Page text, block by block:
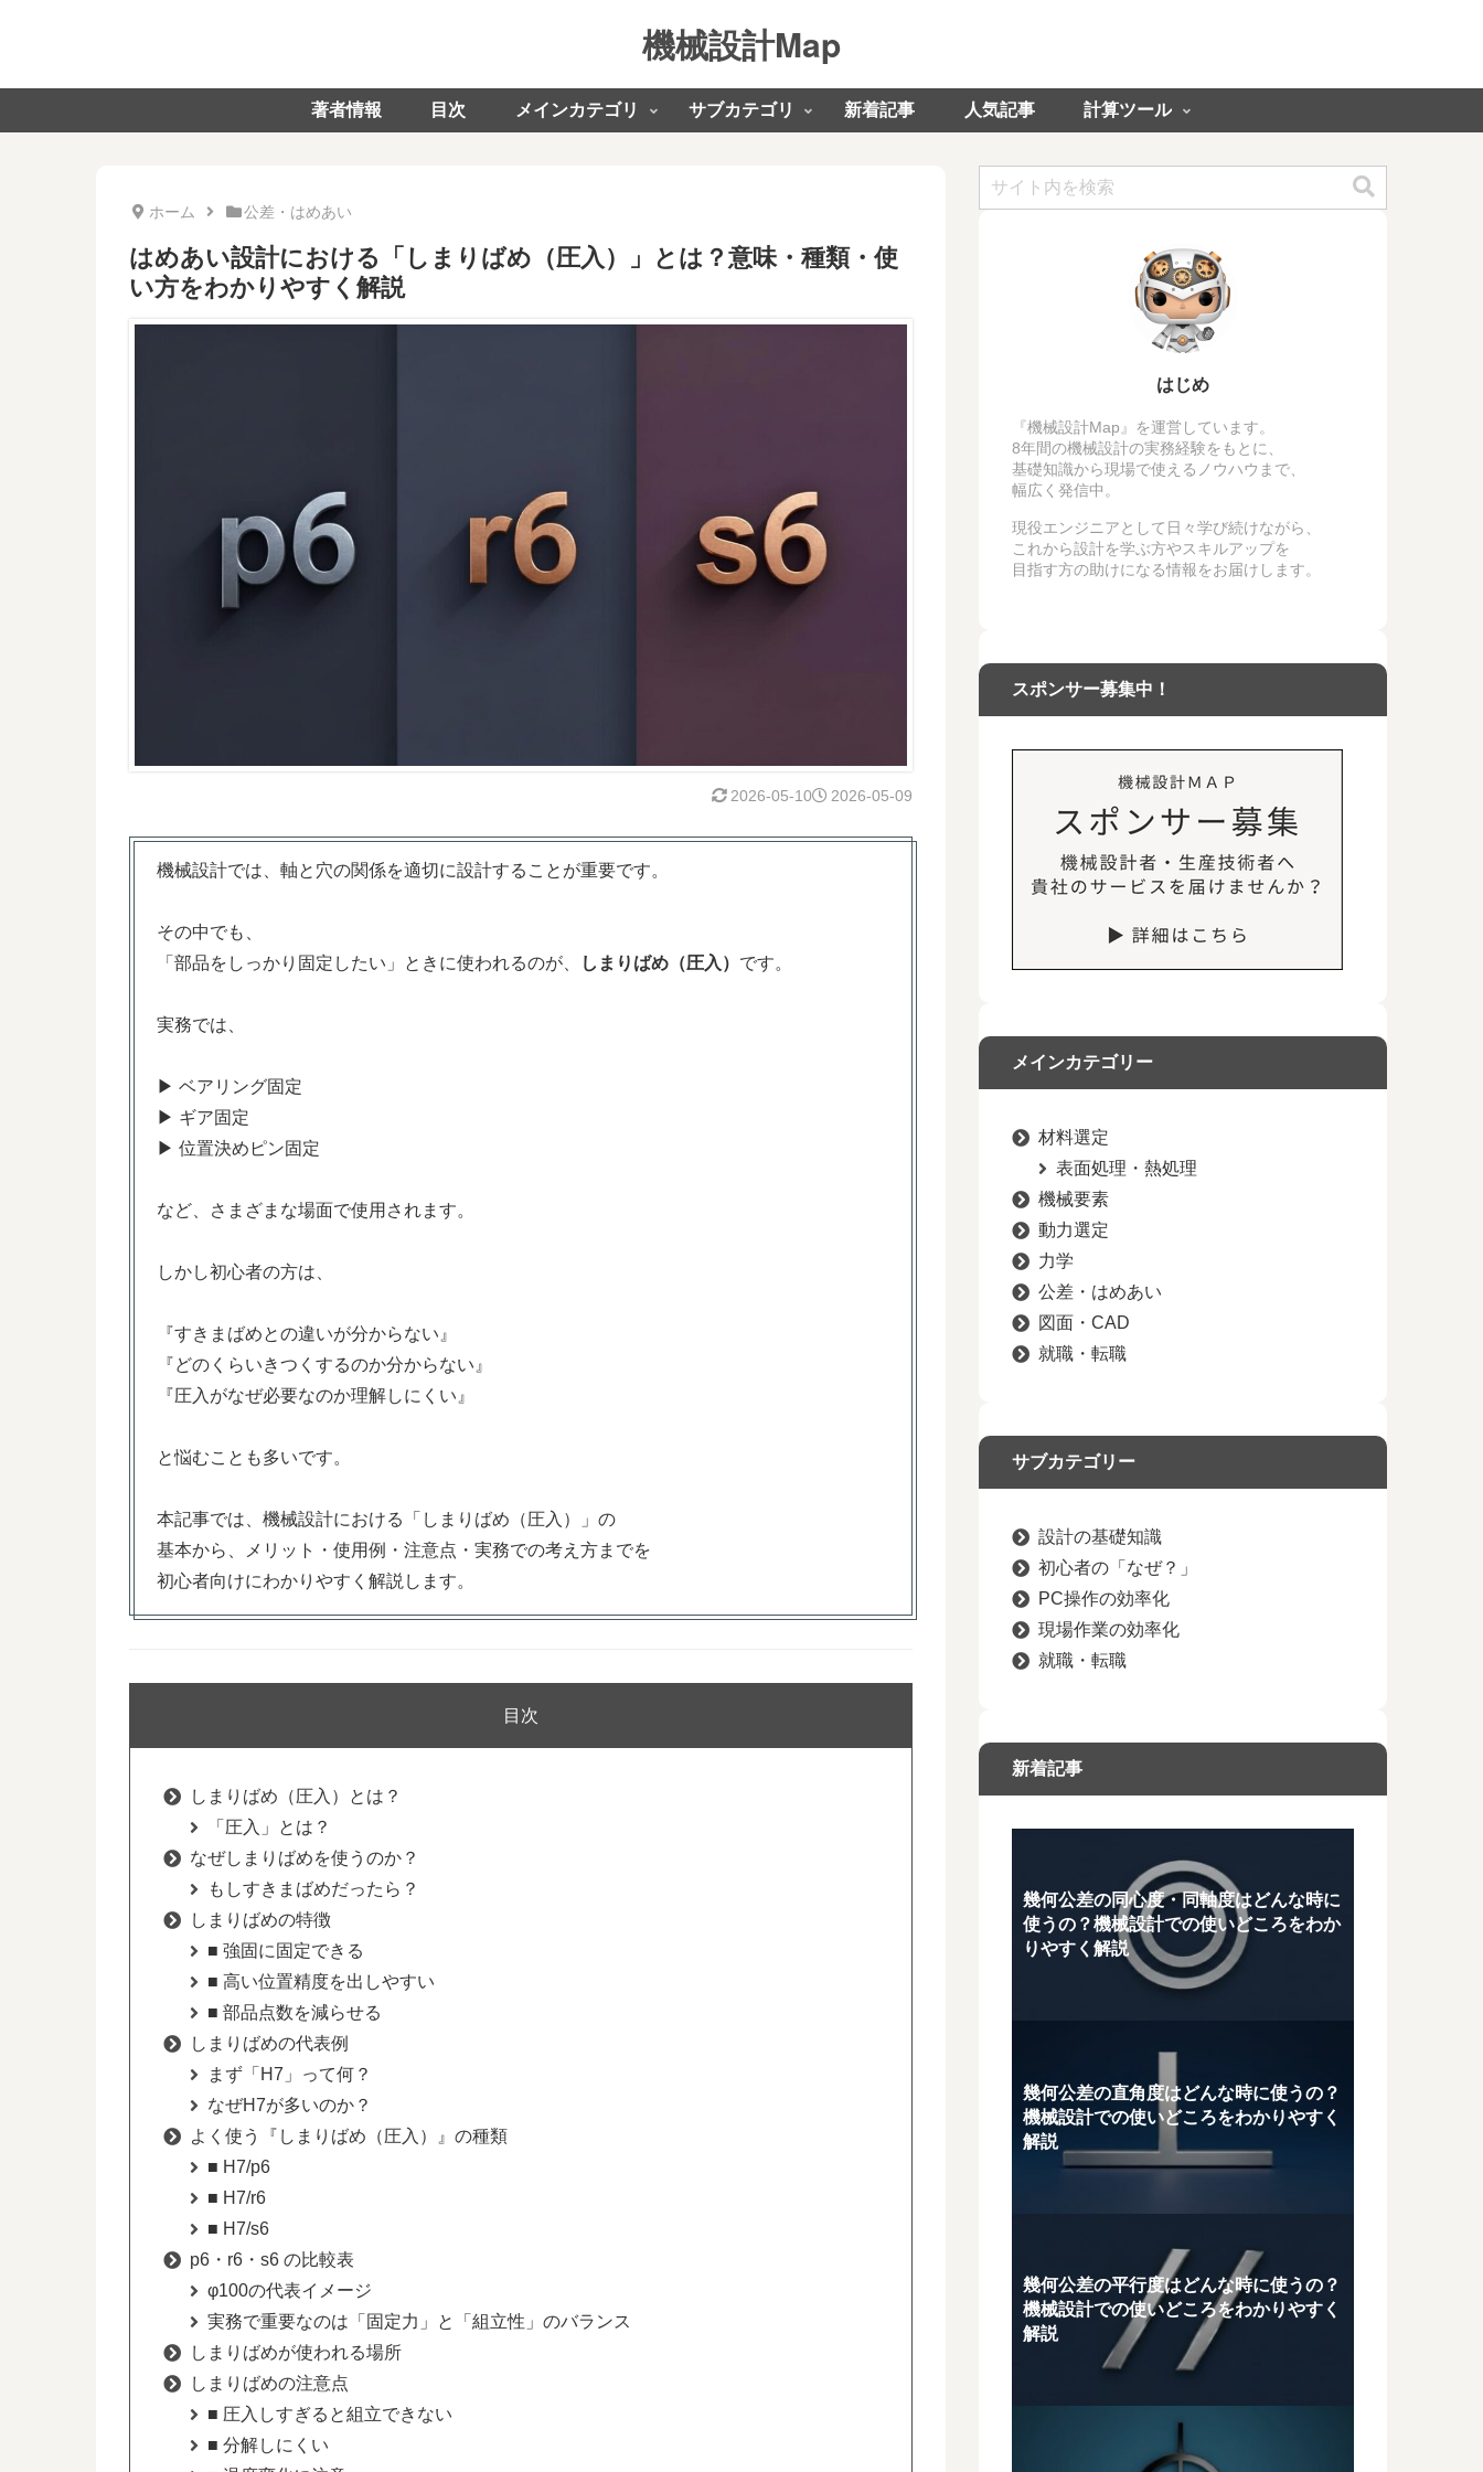
機械設計Map
著者情報 目次 メインカテゴリ サブカテゴリ 新着記事 人気記事 計算ツール
ホーム 公差・はめあい
はめあい設計における「しまりばめ（圧入）」とは？意味・種類・使
い方をわかりやすく解説
2026-05-09
2026-05-10
機械設計では、軸と穴の関係を適切に設計することが重要です。
その中でも、
「部品をしっかり固定したい」ときに使われるのが、
しまりばめ（圧入） です。
実務では、
▶ ベアリング固定
▶ ギア固定
▶ 位置決めピン固定
など、さまざまな場面で使用されます。
しかし初心者の方は、
『すきまばめとの違いが分からない』
『どのくらいきつくするのか分からない』
『圧入がなぜ必要なのか理解しにくい』
と悩むことも多いです。
本記事では、機械設計における「しまりばめ（圧入）」の
基本から、メリット・使用例・注意点・実務での考え方までを
初心者向けにわかりやすく解説します。
目次
しまりばめ（圧入）とは？
「圧入」とは？
なぜしまりばめを使うのか？
もしすきまばめだったら？
しまりばめの特徴
■ 強固に固定できる
■ 高い位置精度を出しやすい
■ 部品点数を減らせる
しまりばめの代表例
まず「H7」って何？
なぜH7が多いのか？
よく使う『しまりばめ（圧入）』の種類
■ H7/p6
■ H7/r6
■ H7/s6
p6・r6・s6 の比較表
φ100の代表イメージ
実務で重要なのは「固定力」と「組立性」のバランス
しまりばめが使われる場所
しまりばめの注意点
■ 圧入しすぎると組立できない
■ 分解しにくい
はじめ
『機械設計Map』を運営しています。
8年間の機械設計の実務経験をもとに、
基礎知識から現場で使えるノウハウまで、
幅広く発信中。
現役エンジニアとして日々学び続けながら、
これから設計を学ぶ方やスキルアップを
目指す方の助けになる情報をお届けします。
スポンサー募集中！
メインカテゴリー
材料選定
表面処理・熱処理
機械要素
動力選定
力学
公差・はめあい
図面・CAD
就職・転職
サブカテゴリー
設計の基礎知識
初心者の「なぜ？」
PC操作の効率化
現場作業の効率化
就職・転職
新着記事
幾何公差の同心度・同軸度はどんな時に
使うの？機械設計での使いどころをわか
りやすく解説
幾何公差の直角度はどんな時に使うの？
機械設計での使いどころをわかりやすく
解説
幾何公差の平行度はどんな時に使うの？
機械設計での使いどころをわかりやすく
解説